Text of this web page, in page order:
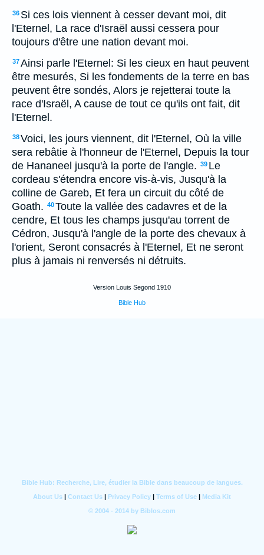
36 Si ces lois viennent à cesser devant moi, dit
l'Eternel, La race d'Israël aussi cessera pour
toujours d'être une nation devant moi.
37Ainsi parle l'Eternel: Si les cieux en haut peuvent
être mesurés, Si les fondements de la terre en bas
peuvent être sondés, Alors je rejetterai toute la
race d'Israël, A cause de tout ce qu'ils ont fait, dit
l'Eternel.
38Voici, les jours viennent, dit l'Eternel, Où la ville
sera rebâtie à l'honneur de l'Eternel, Depuis la tour
de Hananeel jusqu'à la porte de l'angle. 39 Le
cordeau s'étendra encore vis-à-vis, Jusqu'à la
colline de Gareb, Et fera un circuit du côté de
Goath. 40Toute la vallée des cadavres et de la
cendre, Et tous les champs jusqu'au torrent de
Cédron, Jusqu'à l'angle de la porte des chevaux à
l'orient, Seront consacrés à l'Eternel, Et ne seront
plus à jamais ni renversés ni détruits.
Version Louis Segond 1910
Bible Hub